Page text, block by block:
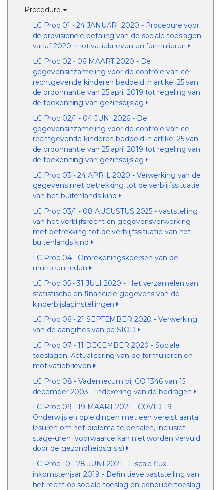
Procedure
LC Proc 01 - 24 JANUARI 2020 - Procedure voor
de provisionele betaling van de sociale toeslagen
vanaf 2020: motivatiebrieven en formulieren
LC Proc 02 - 06 MAART 2020 - De
gegevensinzameling voor de controle van de
rechtgevende kinderen bedoeld in artikel 25 van
de ordonnantie van 25 april 2019 tot regeling van
de toekenning van gezinsbijslag
LC Proc 02/1 - 04 JUNI 2026 - De
gegevensinzameling voor de controle van de
rechtgevende kinderen bedoeld in artikel 25 van
de ordonnantie van 25 april 2019 tot regeling van
de toekenning van gezinsbijslag
LC Proc 03 - 24 APRIL 2020 - Verwerking van de
gegevens met betrekking tot de verblijfssituatie
van het buitenlands kind
LC Proc 03/1 - 08 AUGUSTUS 2025 - vaststelling
van het verblijfsrecht en gegevensverwerking
met betrekking tot de verblijfssituatie van het
buitenlands kind
LC Proc 04 - Omrekeningskoersen van de
munteenheden
LC Proc 05 - 31 JULI 2020 - Het verzamelen van
statistische en financiële gegevens van de
kinderbijslaginstellingen
LC Proc 06 - 21 SEPTEMBER 2020 - Verwerking
van de aangiftes van de SIOD
LC Proc 07 - 11 DECEMBER 2020 - Sociale
toeslagen: Actualisering van de formulieren en
motivatiebrieven
LC Proc 08 - Vademecum bij CO 1346 van 15
december 2003 - Indexering van de bedragen
LC Proc 09 - 19 MAART 2021 - COVID-19 -
Onderwijs en opleidingen met een vereist aantal
lesuren om het diploma te behalen, inclusief
stage-uren (voorwaarde kan niet worden vervuld
door de gezondheidscrisis)
LC Proc 10 - 28 JUNI 2021 - Fiscale flux
inkomstenjaar 2019 - Definitieve vaststelling van
het recht op sociale toeslag en eenoudertoeslag